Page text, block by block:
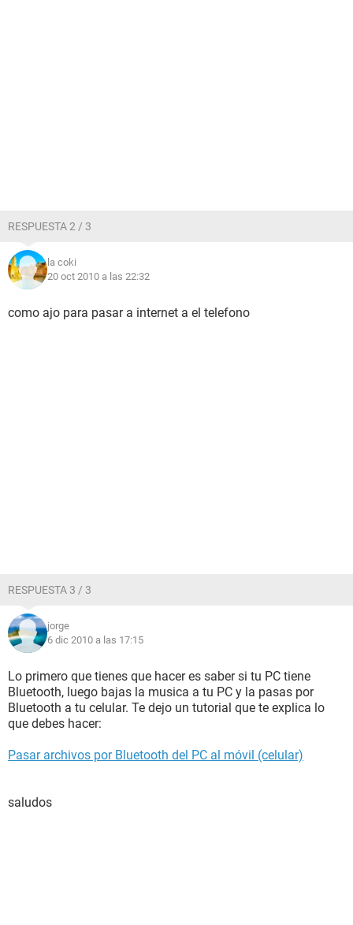
RESPUESTA 2 / 3
la coki
20 oct 2010 a las 22:32
como ajo para pasar a internet a el telefono
RESPUESTA 3 / 3
jorge
6 dic 2010 a las 17:15
Lo primero que tienes que hacer es saber si tu PC tiene
Bluetooth, luego bajas la musica a tu PC y la pasas por
Bluetooth a tu celular. Te dejo un tutorial que te explica lo
que debes hacer:
Pasar archivos por Bluetooth del PC al móvil (celular)
saludos